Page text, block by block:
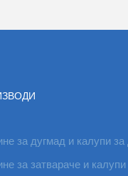
за дугмад и калупи за
за затвараче и калупи